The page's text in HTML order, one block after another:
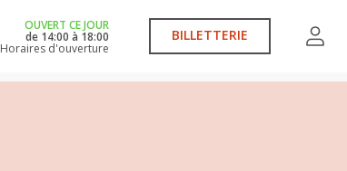
OUVERT CE JOUR
de 14:00 à 18:00
Horaires d'ouverture
BILLETTERIE